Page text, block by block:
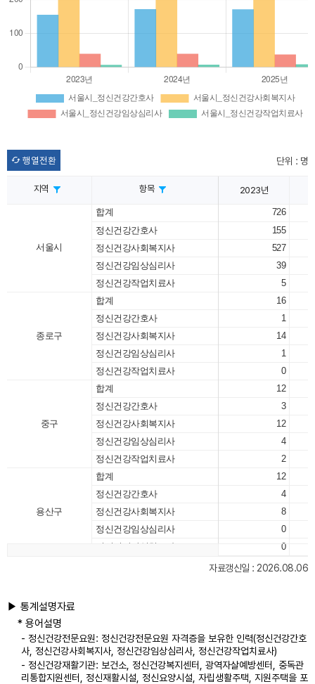
행열전환 단위 : 명
지역 항목
서울시
합계
정신건강간호사
정신건강사회복지사
정신건강임상심리사
정신건강작업치료사
종로구
합계
정신건강간호사
정신건강사회복지사
정신건강임상심리사
정신건강작업치료사
중구
합계
정신건강간호사
정신건강사회복지사
정신건강임상심리사
정신건강작업치료사
용산구
합계
정신건강간호사
정신건강사회복지사
정신건강임상심리사
정신건강작업치료사
2023년
726
155
527
39
5
16
1
14
1
0
12
3
12
4
2
12
4
8
0
0
30
자료갱신일 : 2026.08.06
▶ 통계설명자료
* 용어설명
- 정신건강전문요원: 정신건강전문요원 자격증을 보유한 인력(정신건강간호
사, 정신건강사회복지사, 정신건강임상심리사, 정신건강작업치료사)
- 정신건강재활기관: 보건소, 정신건강복지센터, 광역자살예방센터, 중독관
리통합지원센터, 정신재활시설, 정신요양시설, 자립생활주택, 지원주택을 포